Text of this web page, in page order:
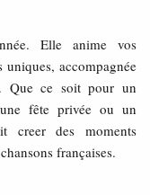
Elle anime vos
uniques, accompagnée
Que ce soit pour un
fête privée ou un
creer des moments
françaises.